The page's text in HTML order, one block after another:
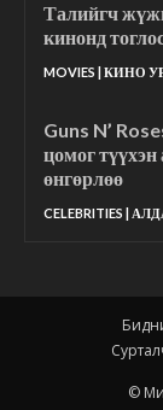
Талийгч
кинонд
MOVIES | КИНО
Guns N’
цомог
өнгөрлөө
CELEBRITIES |
©